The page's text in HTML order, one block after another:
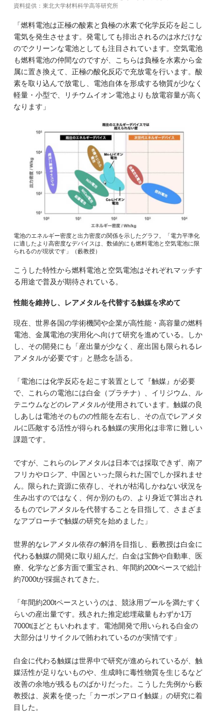
資料提供：東北大学材料科学高等研究所
「燃料電池は正極の酸素と負極の水素で化学反応を起こし
電気を発生させます。発電しても排出されるのは水だけな
のでクリーンな電池としても注目されています。空気電池
も燃料電池の仲間なのですが、こちらは負極を水素から金
属に置き換えて、正極の酸化反応で充放電を行います。酸
素を取り込んで放電し、電池自体を形成する物質が少なく
軽量・小型で、リチウムイオン電池よりも放電容量が高く
なります」
電池のエネルギー密度と出力密度の関係を示したグラフ。「電力平準化
に適したより高密度なデバイスは、数値的にも燃料電池と空気電池に限
られるのが現状です」（藪教授）
こうした特性から燃料電池と空気電池はそれぞれマッチす
る用途で普及が期待されている。
性能を維持し、レアメタルを代替する触媒を求めて
現在、世界各国の学術機関や企業が高性能・高容量の燃料
電池、金属電池の実用化へ向けて研究を進めている。しか
し、その開発にも「産出量が少なく、産出国も限られるレ
アメタルが必要です」と懸念を語る。
「電池には化学反応を起こす装置として『触媒』が必要
で、これらの電池には白金（プラチナ）、イリジウム、ル
テニウムなどのレアメタルが使用されています。触媒の良
しあしは電池そのものの性能を左右し、その点でレアメタ
ルに匹敵する活性が得られる触媒の実用化は非常に難しい
課題です。
ですが、これらのレアメタルは日本では採取できず、南ア
フリカやロシア、中国といった限られた国でしか採れませ
ん。限られた資源に依存し、それが枯渇しかねない状況を
生み出すのではなく、何か別のもの、より身近で算出され
るものでレアメタルを代替することを目指して、さまざま
なアプローチで触媒の研究を始めました」
世界的なレアメタル依存の解消を目指し、藪教授は白金に
代わる触媒の開発に取り組んだ。白金は宝飾や自動車、医
療、化学など多方面で重宝され、年間約200tペースで総計
約7000tが採掘されてきた。
「年間約200tペースというのは、競泳用プールを満たすく
らいの産出量です。残された推定総埋蔵量もわずか1万
7000tほどともいわれます。電池開発で用いられる白金の
大部分はリサイクルで賄われているのが実情です」
白金に代わる触媒は世界中で研究が進められているが、触
媒活性が足りないものや、生成時に毒性物質を生じるなど
改善の余地が残るものばかりだった。こうした先例から藪
教授は、炭素を使った「カーボンアロイ触媒」の研究に着
目した。